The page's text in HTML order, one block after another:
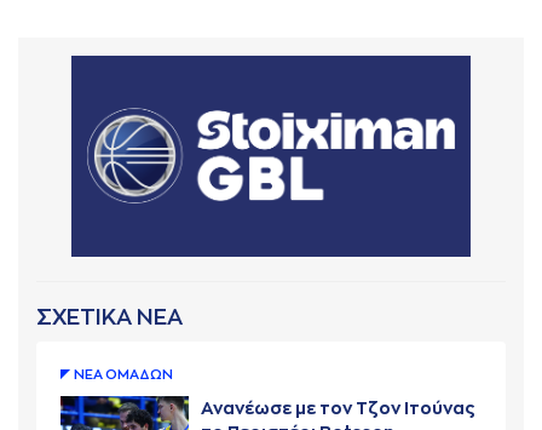
ΣΧΕΤΙΚΑ ΝΕΑ
ΝΕA ΟΜAΔΩΝ
Ανανέωσε με τον Τζον Ιτούνας